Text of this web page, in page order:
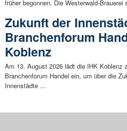
früher begonnen. Die Westerwald-Brauerei
Zukunft der
Branchenforum
Koblenz
Am 13. August 2026 lädt die IHK Koblenz
Branchenforum Handel ein, um über die
Innenstädte ...